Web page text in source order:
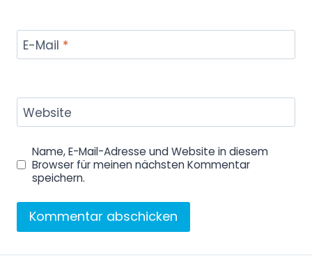
E-Mail *
Website
Name, E-Mail-Adresse und Website in diesem
Browser für meinen nächsten Kommentar
speichern.